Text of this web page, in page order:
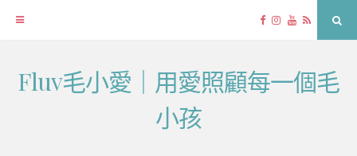
Skip
Facebook
Instagram
YouTube
RSS
Fluv毛小愛｜用愛照顧每一個毛
小孩